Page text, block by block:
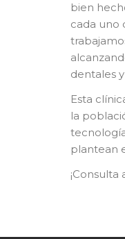
bien
cada uno
dentales
Esta
la
plantean
¡Consulta